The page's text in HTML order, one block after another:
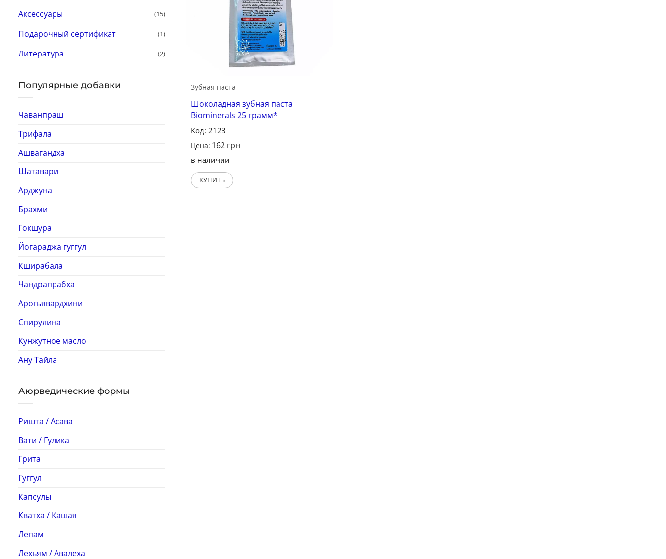
Аксессуары (15)
Подарочный сертификат (1)
Литература (2)
Популярные добавки
Чаванпраш
Трифала
Ашвагандха
Шатавари
Арджуна
Брахми
Гокшура
Йогараджа гуггул
Кширабала
Чандрапрабха
Арогьявардхини
Спирулина
Кунжутное масло
Ану Тайла
Аюрведические формы
Ришта / Асава
Вати / Гулика
Грита
Гуггул
Капсулы
Кватха / Кашая
Лепам
Лехьям / Авалеха
Зубная паста
Шоколадная зубная паста
Biominerals 25 грамм*
Код: 2123
Цена: 162 грн
в наличии
КУПИТЬ